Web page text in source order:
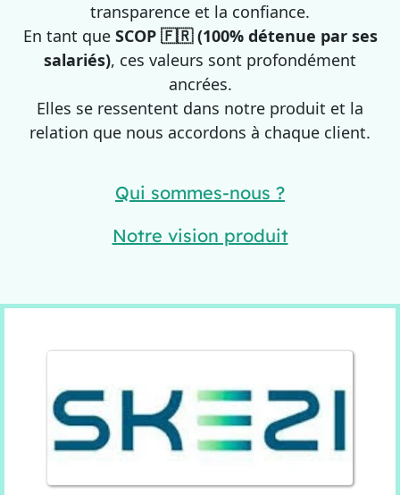
transparence et la confiance.
En tant que SCOP 🇫🇷 (100% détenue par ses
salariés), ces valeurs sont profondément
ancrées.
Elles se ressentent dans notre produit et la
relation que nous accordons à chaque client.
Qui sommes-nous ?
Notre vision produit